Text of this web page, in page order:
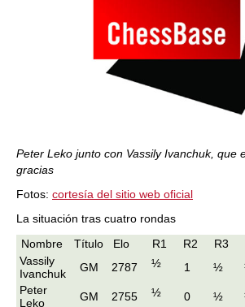
Peter Leko junto con Vassily Ivanchuk, que
gracias
Fotos: cortesía del sitio web oficial
La situación tras cuatro rondas
Nombre
Título Elo R1 R2 R3
Vassily
Ivanchuk
GM 2787 ½ 1 ½
Peter
Leko
GM 2755 ½ 0 ½